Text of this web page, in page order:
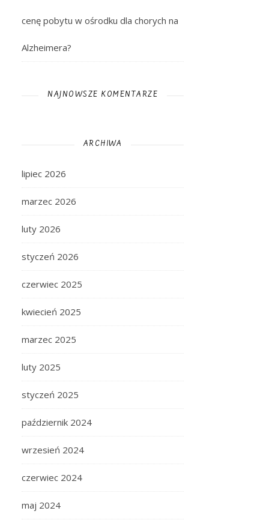
cenę pobytu w ośrodku dla chorych na
Alzheimera?
NAJNOWSZE KOMENTARZE
ARCHIWA
lipiec 2026
marzec 2026
luty 2026
styczeń 2026
czerwiec 2025
kwiecień 2025
marzec 2025
luty 2025
styczeń 2025
październik 2024
wrzesień 2024
czerwiec 2024
maj 2024